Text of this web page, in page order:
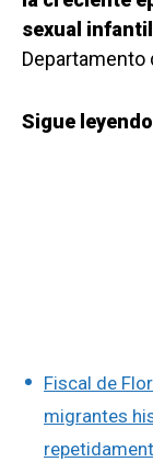
sexual
Departamento
Sigue
Fiscal de
migrantes